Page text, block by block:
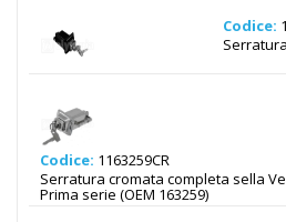
Codice:
Codice: 1163259CR
Serratura cromata completa sella
Prima serie (OEM 163259)